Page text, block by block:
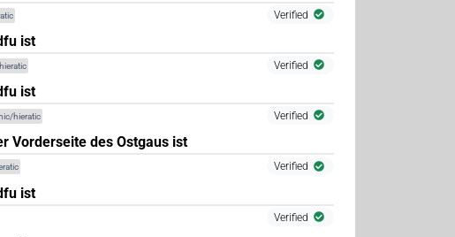
)
,7, ,6,7)
Verified
ist
Verified
ist
hieratic Verified
Vorderseite des Ostgaus ist
Verified
ist
Verified